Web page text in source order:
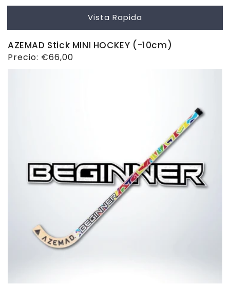
Vista Rapida
AZEMAD Stick MINI HOCKEY (-10cm)
Precio
Precio: €66,00